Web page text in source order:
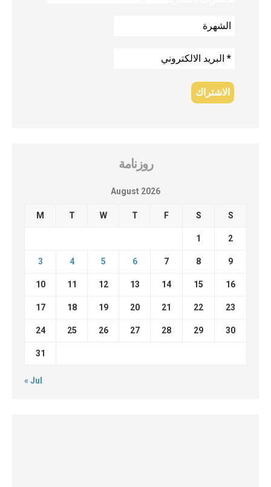
روزنامة
August 2026
M T W T F S S
1 2
3 4 5 6 7 8 9
10 11 12 13 14 15 16
17 18 19 20 21 22 23
24 25 26 27 28 29 30
31
« Jul